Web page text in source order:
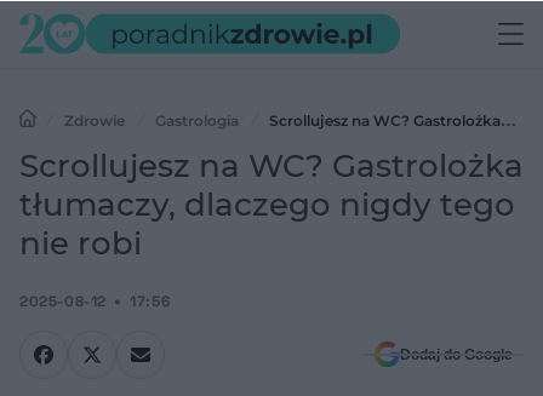
Zdrowie Gastrologia
Scrollujesz na WC? Gastrolożka
tłumaczy, dlaczego nigdy tego nie robi
Scrollujesz na WC? Gastrolożka
tłumaczy, dlaczego nigdy tego
nie robi
2025-08-12 17:56
Dodaj do Google